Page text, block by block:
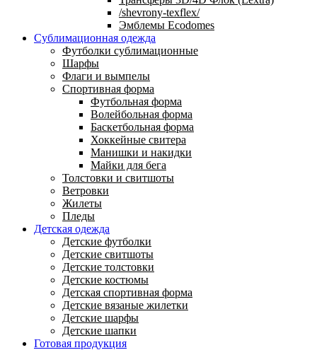
/shevrony-texflex/
Эмблемы Ecodomes
Сублимационная одежда
Футболки сублимационные
Шарфы
Флаги и вымпелы
Спортивная форма
Футбольная форма
Волейбольная форма
Баскетбольная форма
Хоккейные свитера
Манишки и накидки
Майки для бега
Толстовки и свитшоты
Ветровки
Жилеты
Пледы
Детская одежда
Детские футболки
Детские свитшоты
Детские толстовки
Детские костюмы
Детская спортивная форма
Детские вязаные жилетки
Детские шарфы
Детские шапки
Готовая продукция